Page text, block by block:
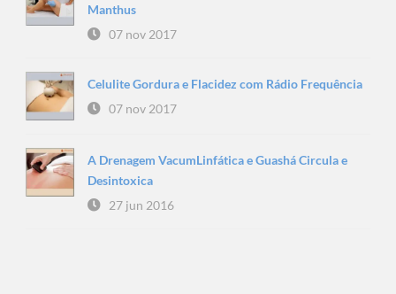
Manthus
07 nov 2017
Celulite Gordura e Flacidez com Rádio Frequência
07 nov 2017
A Drenagem VacumLinfática e Guashá Circula e
Desintoxica
27 jun 2016